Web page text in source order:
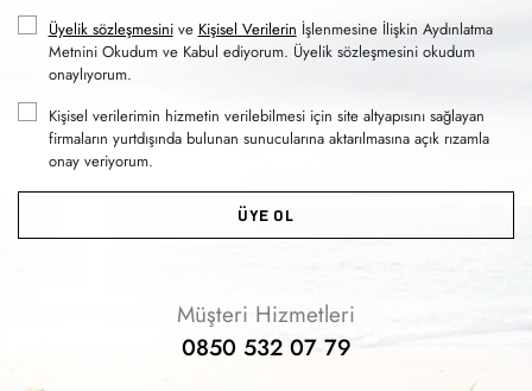
Üyelik sözleşmesinive Kişisel Verilerin İşlenmesine İlişkin Aydınlatma
Metnini Okudum ve Kabul ediyorum. Üyelik sözleşmesini okudum
onaylıyorum.
Kişisel verilerimin hizmetin verilebilmesi için site altyapısını sağlayan
firmaların yurtdışında bulunan sunucularına aktarılmasına açık rızamla
onay veriyorum.
ÜYE OL
Müşteri Hizmetleri
0850 532 07 79